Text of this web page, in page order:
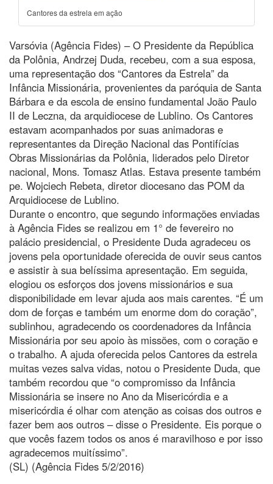
Cantores da estrela em ação
Varsóvia (Agência Fides) – O Presidente da República
da Polônia, Andrzej Duda, recebeu, com a sua esposa,
uma representação dos “Cantores da Estrela” da
Infância Missionária, provenientes da paróquia de Santa
Bárbara e da escola de ensino fundamental João Paulo
II de Leczna, da arquidiocese de Lublino. Os Cantores
estavam acompanhados por suas animadoras e
representantes da Direção Nacional das Pontifícias
Obras Missionárias da Polônia, liderados pelo Diretor
nacional, Mons. Tomasz Atlas. Estava presente também
pe. Wojciech Rebeta, diretor diocesano das POM da
Arquidiocese de Lublino.
Durante o encontro, que segundo informações enviadas
à Agência Fides se realizou em 1° de fevereiro no
palácio presidencial, o Presidente Duda agradeceu os
jovens pela oportunidade oferecida de ouvir seus cantos
e assistir à sua belíssima apresentação. Em seguida,
elogiou os esforços dos jovens missionários e sua
disponibilidade em levar ajuda aos mais carentes. “É um
dom de forças e também um enorme dom do coração”,
sublinhou, agradecendo os coordenadores da Infância
Missionária por seu apoio às missões, com o coração e
o trabalho. A ajuda oferecida pelos Cantores da estrela
muitas vezes salva vidas, notou o Presidente Duda, que
também recordou que “o compromisso da Infância
Missionária se insere no Ano da Misericórdia e a
misericórdia é olhar com atenção as coisas dos outros e
fazer bem aos outros – disse o Presidente. Eis porque o
que vocês fazem todos os anos é maravilhoso e por isso
agradecemos muitíssimo”.
(SL) (Agência Fides 5/2/2016)